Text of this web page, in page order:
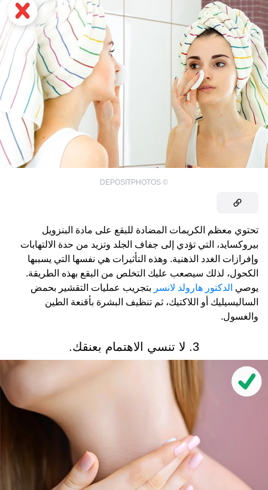
©
DEPOSITPHOTOS
تحتوي معظم الكريمات المضادة للبقع على مادة البنزويل
بيروكسايد، التي تؤدي إلى جفاف الجلد وتزيد من حدة الالتهابات
وإفرازات الغدد الذهنية. وهذه التأثيرات هي نفسها التي يسببها
الكحول، لذلك سيصعب عليك التخلص من البقع بهذه الطريقة.
يوصي الدكتور هارولد لانسر بتجريب عمليات التقشير بحمض
الساليسيليك أو اللاكتيك، ثم تنظيف البشرة بأقنعة الطين
والغسول.
3. لا تنسي الاهتمام بعنقك.